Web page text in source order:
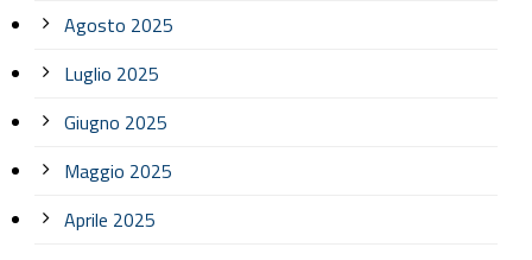
Agosto 2025
Luglio 2025
Giugno 2025
Maggio 2025
Aprile 2025